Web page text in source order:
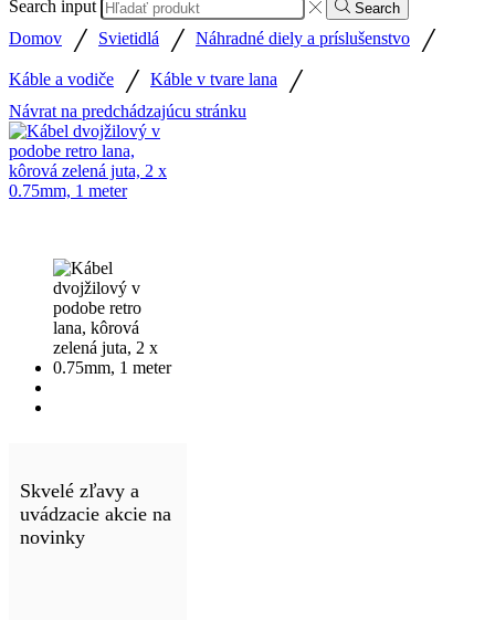
Search input
Search
Domov / Svietidlá / Náhradné diely a príslušenstvo /
Káble a vodiče / Káble v tvare lana /
Návrat na predchádzajúcu stránku
Skvelé zľavy a
uvádzacie akcie na
novinky